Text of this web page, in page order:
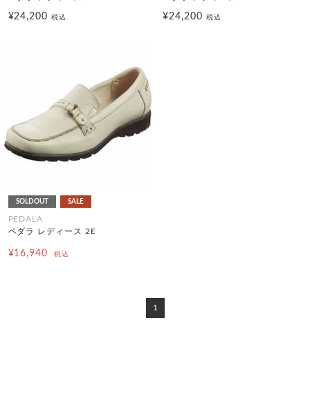
¥24,200税込 ¥24,200 税込
SOLDOUT SALE
PEDALA
ペダラ レディース 2E
¥16,940 税込
1